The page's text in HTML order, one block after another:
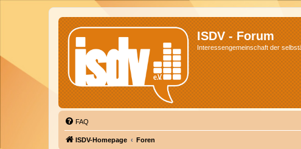
ISDV - Forum
Interessengemeinschaft der
FAQ
ISDV-Homepage Foren